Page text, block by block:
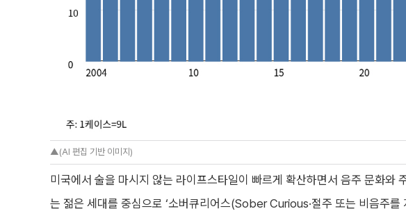
▲(AI 편집 기반 이미지)
미국에서 술을 마시지 않는 라이프스타일이 빠르게 확산하면서 음주 문화와
는 젊은 세대를 중심으로 ‘소버큐리어스(Sober Curious·절주 또는 비음주를